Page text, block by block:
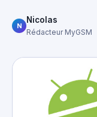
N
Nicolas
Rédacteur MyGSM